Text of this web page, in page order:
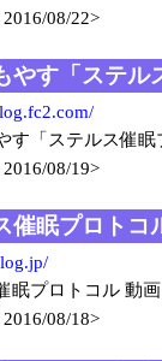
08/22>
やす「ステル
す「ステルス催
08/19>
催眠プロトコ
眠プロトコル 動
08/18>